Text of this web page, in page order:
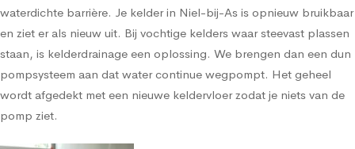
waterdichte barrière. Je kelder in Niel-bij-As is opnieuw bruikbaar
en ziet er als nieuw uit. Bij vochtige kelders waar steevast plassen
staan, is kelderdrainage een oplossing. We brengen dan een dun
pompsysteem aan dat water continue wegpompt. Het geheel
wordt afgedekt met een nieuwe keldervloer zodat je niets van de
pomp ziet.